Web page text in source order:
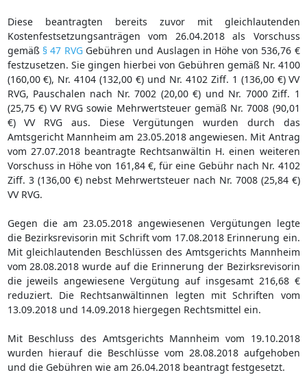
Diese beantragten bereits zuvor mit gleichlautenden
Kostenfestsetzungsanträgen vom 26.04.2018 als Vorschuss
gemäß § 47 RVGGebühren und Auslagen in Höhe von 536,76 €
festzusetzen. Sie gingen hierbei von Gebühren gemäß Nr. 4100
(160,00 €), Nr. 4104 (132,00 €) und Nr. 4102 Ziff. 1 (136,00 €) VV
RVG, Pauschalen nach Nr. 7002 (20,00 €) und Nr. 7000 Ziff. 1
(25,75 €) VV RVG sowie Mehrwertsteuer gemäß Nr. 7008 (90,01
€) VV RVG aus. Diese Vergütungen wurden durch das
Amtsgericht Mannheim am 23.05.2018 angewiesen. Mit Antrag
vom 27.07.2018 beantragte Rechtsanwältin H. einen weiteren
Vorschuss in Höhe von 161,84 €, für eine Gebühr nach Nr. 4102
Ziff. 3 (136,00 €) nebst Mehrwertsteuer nach Nr. 7008 (25,84 €)
VV RVG.
Gegen die am 23.05.2018 angewiesenen Vergütungen legte
die Bezirksrevisorin mit Schrift vom 17.08.2018 Erinnerung ein.
Mit gleichlautenden Beschlüssen des Amtsgerichts Mannheim
vom 28.08.2018 wurde auf die Erinnerung der Bezirksrevisorin
die jeweils angewiesene Vergütung auf insgesamt 216,68 €
reduziert. Die Rechtsanwältinnen legten mit Schriften vom
13.09.2018 und 14.09.2018 hiergegen Rechtsmittel ein.
Mit Beschluss des Amtsgerichts Mannheim vom 19.10.2018
wurden hierauf die Beschlüsse vom 28.08.2018 aufgehoben
und die Gebühren wie am 26.04.2018 beantragt festgesetzt.